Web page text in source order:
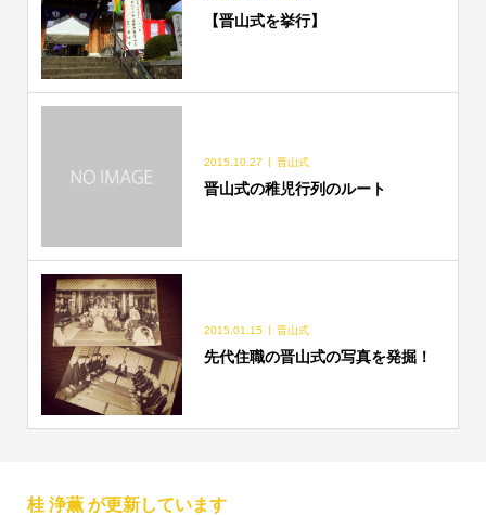
【晋山式を挙行】
2015.10.27 晋山式
晋山式の稚児行列のルート
2015.01.15 晋山式
先代住職の晋山式の写真を発掘！
桂 浄薫 が更新しています